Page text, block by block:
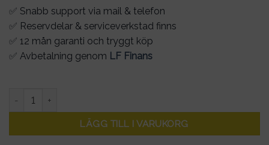
✅ Snabb support via mail & telefon
✅ Reservdelar & serviceverkstad finns
✅ 12 mån garanti och tryggt köp
✅ Avbetalning genom LF Finans
Styrbox DOUCHE P3000 mängd
LÄGG TILL I VARUKORG